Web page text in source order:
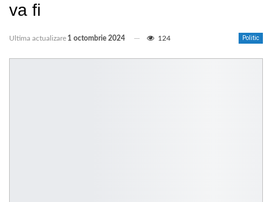
va fi
Politic
Ultima actualizare 1 octombrie 2024 124